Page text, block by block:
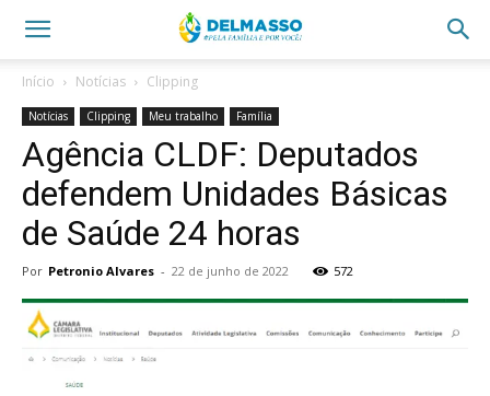
Início Notícias Clipping
Notícias Clipping Meu trabalho Família
Agência CLDF: Deputados
defendem Unidades Básicas
de Saúde 24 horas
Por Petronio Alvares - 22 de junho de 2022 572